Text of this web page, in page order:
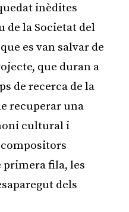
inèdites
de la Societat del
es van salvar de
que duran a
de recerca de la
recuperar una
cultural i
primera fila, les
dels